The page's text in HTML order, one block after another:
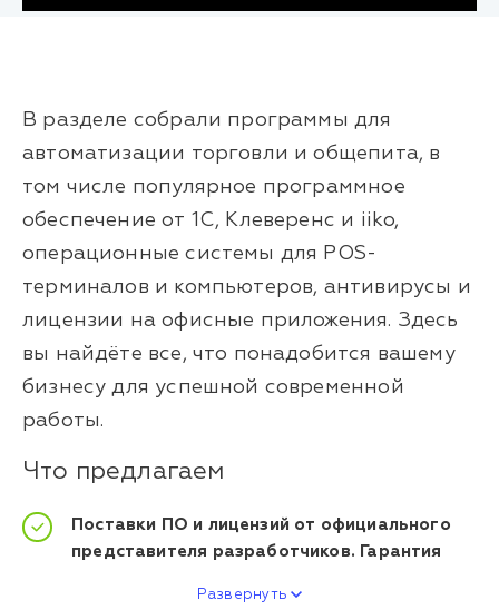
В разделе собрали программы для
автоматизации торговли и общепита, в
том числе популярное программное
обеспечение от 1С, Клеверенс и iiko,
операционные системы для POS-
терминалов и компьютеров, антивирусы и
лицензии на офисные приложения. Здесь
вы найдёте все, что понадобится вашему
бизнесу для успешной современной
работы.
Что предлагаем
Поставки ПО и лицензий от официального
представителя разработчиков. Гарантия
Развернуть